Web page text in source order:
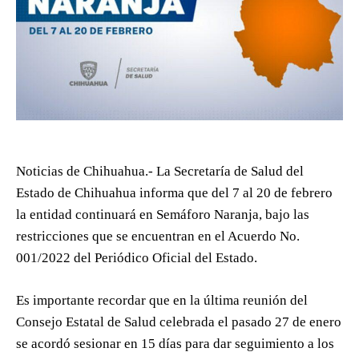
Noticias de Chihuahua.- La Secretaría de Salud del
Estado de Chihuahua informa que del 7 al 20 de febrero
la entidad continuará en Semáforo Naranja, bajo las
restricciones que se encuentran en el Acuerdo No.
001/2022 del Periódico Oficial del Estado.
Es importante recordar que en la última reunión del
Consejo Estatal de Salud celebrada el pasado 27 de enero
se acordó sesionar en 15 días para dar seguimiento a los